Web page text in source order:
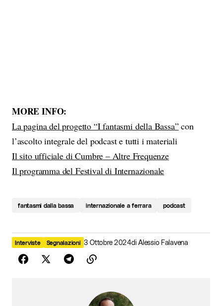
MORE INFO:
La pagina del progetto “I fantasmi della Bassa”con
l’ascolto integrale del podcast e tutti i materiali
Il sito ufficiale di Cumbre – Altre Frequenze
Il programma del Festival di Internazionale
fantasmi dalla bassa internazionale a ferrara podcast
Interviste Segnalazioni 3 Ottobre 2024di Alessio Falavena